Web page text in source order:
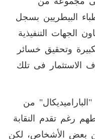
البيطريين بسجل
الجهات التنفيذية
وتحقيق خسائر
الاستثمار فى تلك
من
رغم تقدم النقابة
بعض الأشخاص، لكن